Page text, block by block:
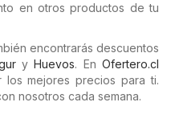
en otros productos de tu
encontrarás descuentos
yHuevos. En Ofertero.cl
los mejores precios para ti.
nosotros cada semana.